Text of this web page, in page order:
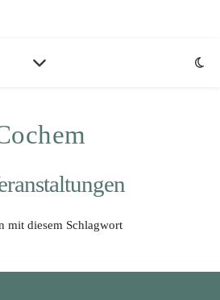
mit diesem Schlagwort